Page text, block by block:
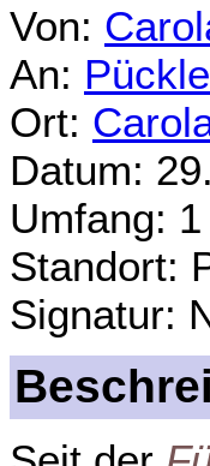
Von:
An:
Ort:
Datum:
Umfang:
Standort:
Signatur: